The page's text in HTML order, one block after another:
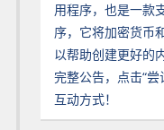
用程序，也是一款
序，它将加密货币
以帮助创建更好的
完整公告，点击“
互动方式！